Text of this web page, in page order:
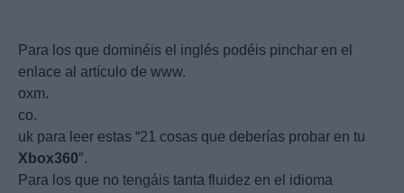
Para los que dominéis el inglés podéis pinchar en el
enlace al artículo de www.
oxm.
co.
uk para leer estas “21 cosas que deberías probar en tu
Xbox360″.
Para los que no tengáis tanta fluidez en el idioma